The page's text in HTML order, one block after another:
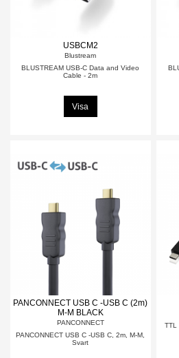
USBCM2
Blustream
BLUSTREAM USB-C Data and Video
Cable - 2m
Visa
PANCONNECT USB C -USB C (2m)
M-M BLACK
PANCONNECT
PANCONNECT USB C -USB C, 2m, M-M,
Svart
TTL